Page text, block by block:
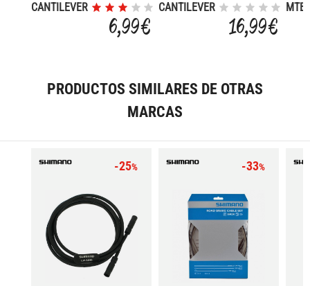
CANTILEVER
6,99 €
CANTILEVER
16,99 €
MTB
PRODUCTOS SIMILARES DE OTRAS
MARCAS
-25% -33%